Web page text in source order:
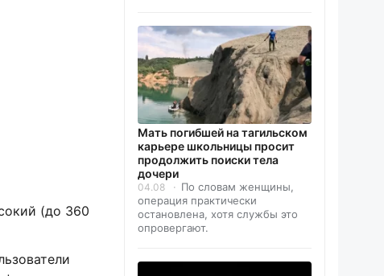
(до 360
Мать погибшей на тагильском
карьере школьницы просит
продолжить поиски тела
дочери
04.08
По словам женщины,
операция практически
остановлена, хотя службы это
опровергают.